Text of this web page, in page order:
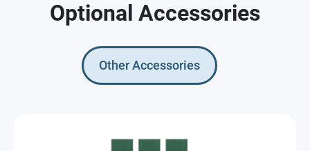
Optional Accessories
Other Accessories